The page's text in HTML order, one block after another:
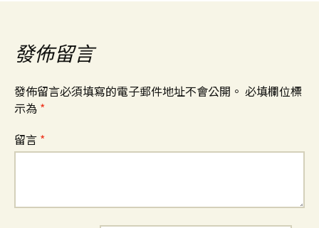
發佈留言
發佈留言必須填寫的電子郵件地址不會公開。 必填欄位標
示為 *
留言 *